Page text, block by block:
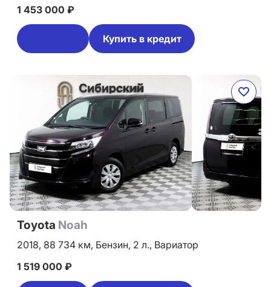
1 453 000 ₽
Купить в кредит
Toyota Noah
2018, 88 734 км, Бензин, 2 л., Вариатор
1 519 000 ₽